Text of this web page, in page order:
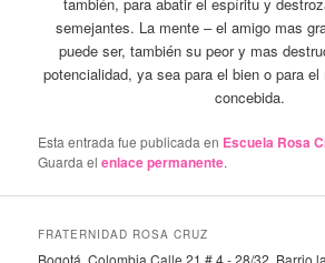
semejantes. La mente – el amigo mas
puede ser, también su peor y mas
potencialidad, ya sea para el bien o para
concebida.
Esta entrada fue publicada en Escuela Rosa
Guarda elenlace permanente.
FRATERNIDAD ROSA CRUZ